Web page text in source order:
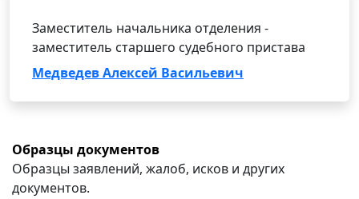
Заместитель начальника отделения -
заместитель старшего судебного пристава
Медведев Алексей Васильевич
Образцы документов
Образцы заявлений, жалоб, исков и других
документов.